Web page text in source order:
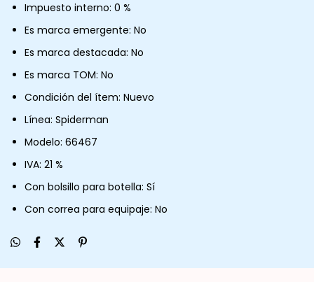
Impuesto interno: 0 %
Es marca emergente: No
Es marca destacada: No
Es marca TOM: No
Condición del ítem: Nuevo
Línea: Spiderman
Modelo: 66467
IVA: 21 %
Con bolsillo para botella: Sí
Con correa para equipaje: No